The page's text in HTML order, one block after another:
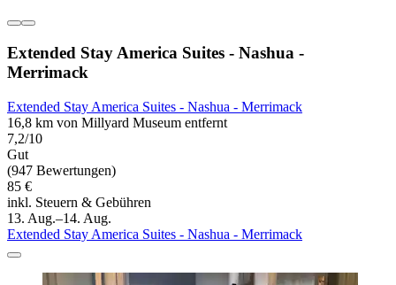
Extended Stay America Suites - Nashua -
Merrimack
Extended Stay America Suites - Nashua - Merrimack
16,8 km von Millyard Museum entfernt
7,2/10
Gut
(947 Bewertungen)
85 €
inkl. Steuern & Gebühren
13. Aug.–14. Aug.
Extended Stay America Suites - Nashua - Merrimack